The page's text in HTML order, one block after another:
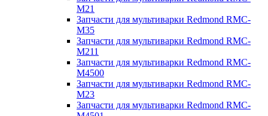
M21
Запчасти для мультиварки Redmond RMC-
M35
Запчасти для мультиварки Redmond RMC-
M211
Запчасти для мультиварки Redmond RMC-
M4500
Запчасти для мультиварки Redmond RMC-
M23
Запчасти для мультиварки Redmond RMC-